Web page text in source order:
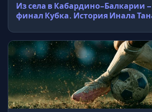
Из села в Кабардино-Балкарии
финал Кубка. История Инала